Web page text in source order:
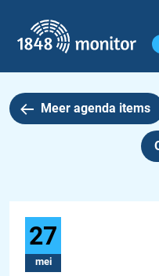
Hoofdmenu
Meer agenda items
27
mei